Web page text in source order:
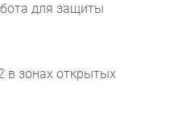
для защиты
в зонах открытых